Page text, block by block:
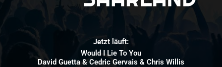
Jetzt läuft:
Would I Lie To You
David Guetta & Cedric Gervais & Chris Willis